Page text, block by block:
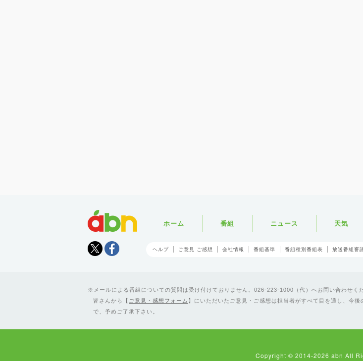
Tweet
ホーム 番組 ニュース 天気
ヘルプ ご意見 ご感想 会社情報 番組基準 番組種別番組表 放送番組審
メールによる番組についての質問は受け付けておりません。026-223-1000（代）へお問い合わせく
皆さんから【 ご意見・感想フォーム 】にいただいたご意見・ご感想は担当者がすべて目を通し、今
で、予めご了承下さい。
Copyright © 2014-2026 abn All